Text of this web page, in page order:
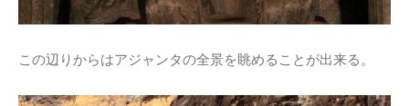
この辺りからはアジャンタの全景を眺めることが出来る。